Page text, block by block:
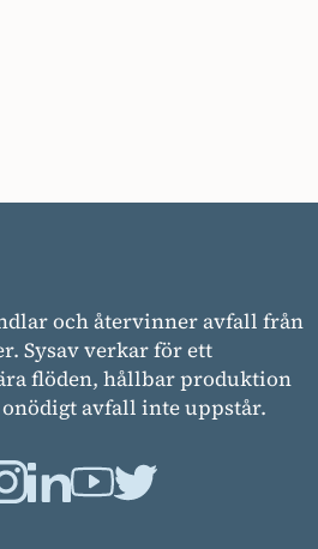
och återvinner avfall från
Sysav verkar för ett
flöden, hållbar produktion
avfall inte uppstår.